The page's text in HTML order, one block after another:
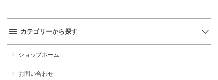
カテゴリーから探す
ショップホーム
お問い合わせ